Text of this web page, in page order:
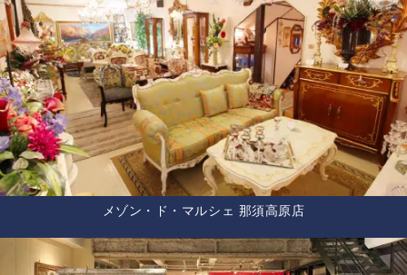
メゾン・ド・マルシェ 那須高原店